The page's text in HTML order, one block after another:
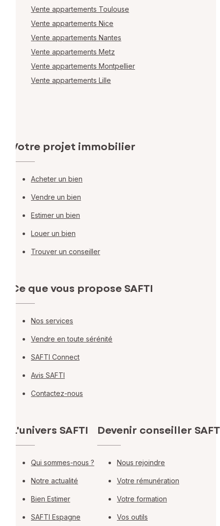
Vente appartements Toulouse
Vente appartements Nice
Vente appartements Nantes
Vente appartements Metz
Vente appartements Montpellier
Vente appartements Lille
Votre projet immobilier
Acheter un bien
Vendre un bien
Estimer un bien
Louer un bien
Trouver un conseiller
Ce que vous propose SAFTI
Nos services
Vendre en toute sérénité
SAFTI Connect
Avis SAFTI
Contactez-nous
L'univers SAFTI
Qui sommes-nous ?
Notre actualité
Bien Estimer
SAFTI Espagne
Devenir conseiller
Nous rejoindre
Votre rémunération
Votre formation
Vos outils